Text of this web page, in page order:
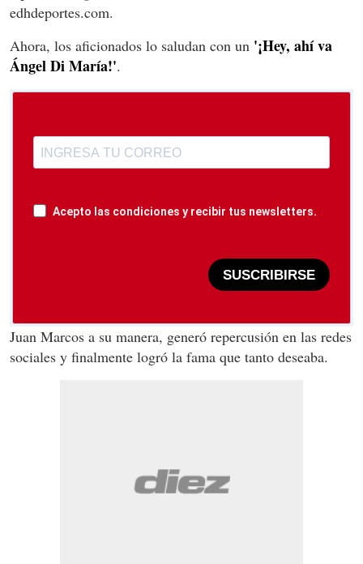
edhdeportes.com.
Ahora, los aficionados lo saludan con un '¡Hey, ahí va
Ángel Di María!'.
Acepto las condiciones y recibir tus newsletters.
SUSCRIBIRSE
Juan Marcos a su manera, generó repercusión en las redes
sociales y finalmente logró la fama que tanto deseaba.